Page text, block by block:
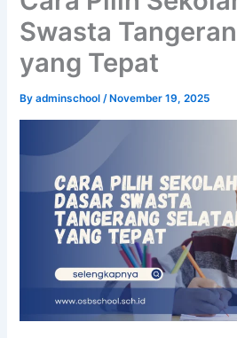
Swasta
yang Tepat
Byadminschool/ November 19, 2025